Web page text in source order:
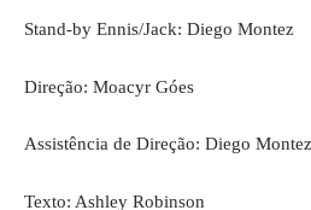
Stand-by Ennis/Jack: Diego Montez
Direção: Moacyr Góes
Assistência de Direção: Diego
Texto: Ashley Robinson